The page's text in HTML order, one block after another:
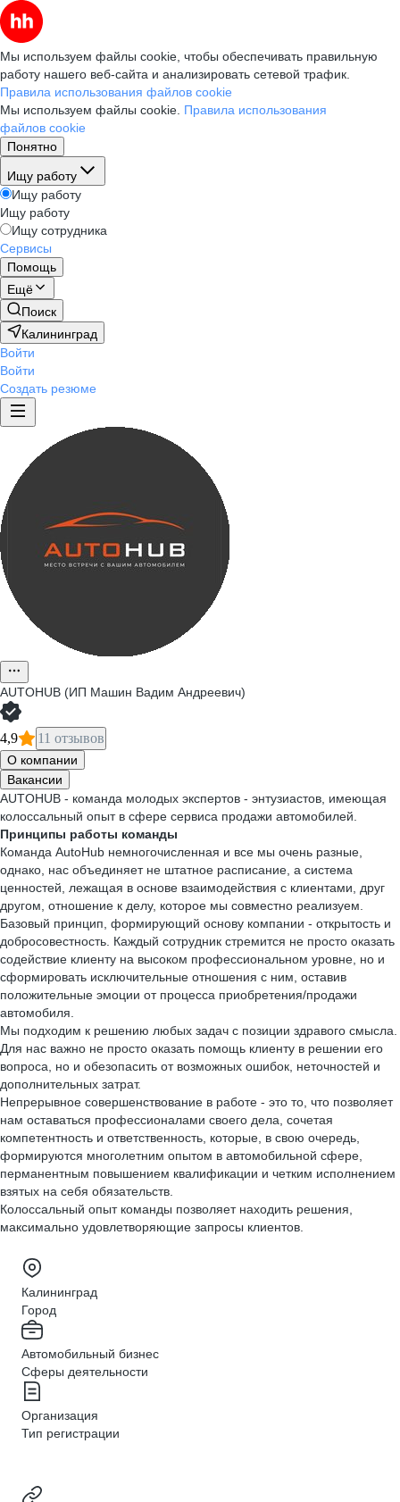
Мы используем файлы cookie, чтобы обеспечивать правильную
работу нашего веб-сайта и анализировать сетевой трафик.
Правила использования файлов cookie
Мы используем файлы cookie. Правила использования
файлов cookie
Понятно
Ищу работу
Ищу работу
Ищу работу
Ищу сотрудника
Сервисы
Помощь
Ещё
Поиск
Калининград
Войти
Войти
Создать резюме
AUTOHUB (ИП Машин Вадим Андреевич)
4,9 11 отзывов
О компании
Вакансии
AUTOHUB - команда молодых экспертов - энтузиастов, имеющая
колоссальный опыт в сфере сервиса продажи автомобилей.
Принципы работы команды
Команда AutoHub немногочисленная и все мы очень разные,
однако, нас объединяет не штатное расписание, а система
ценностей, лежащая в основе взаимодействия с клиентами, друг
другом, отношение к делу, которое мы совместно реализуем.
Базовый принцип, формирующий основу компании - открытость и
добросовестность. Каждый сотрудник стремится не просто оказать
содействие клиенту на высоком профессиональном уровне, но и
сформировать исключительные отношения с ним, оставив
положительные эмоции от процесса приобретения/продажи
автомобиля.
Мы подходим к решению любых задач с позиции здравого смысла.
Для нас важно не просто оказать помощь клиенту в решении его
вопроса, но и обезопасить от возможных ошибок, неточностей и
дополнительных затрат.
Непрерывное совершенствование в работе - это то, что позволяет
нам оставаться профессионалами своего дела, сочетая
компетентность и ответственность, которые, в свою очередь,
формируются многолетним опытом в автомобильной сфере,
перманентным повышением квалификации и четким исполнением
взятых на себя обязательств.
Колоссальный опыт команды позволяет находить решения,
максимально удовлетворяющие запросы клиентов.
Калининград
Город
Автомобильный бизнес
Сферы деятельности
Организация
Тип регистрации